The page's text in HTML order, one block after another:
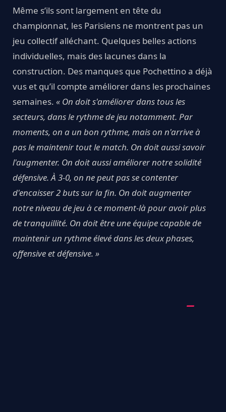
Même s’ils sont largement en tête du
championnat, les Parisiens ne montrent pas un
jeu collectif alléchant. Quelques belles actions
individuelles, mais des lacunes dans la
construction. Des manques que Pochettino a déjà
vus et qu’il compte améliorer dans les prochaines
semaines. « On doit s'améliorer dans tous les
secteurs, dans le rythme de jeu notamment. Par
moments, on a un bon rythme, mais on n'arrive à
pas le maintenir tout le match. On doit aussi savoir
l'augmenter. On doit aussi améliorer notre solidité
défensive. À 3-0, on ne peut pas se contenter
d'encaisser 2 buts sur la fin. On doit augmenter
notre niveau de jeu à ce moment-là pour avoir plus
de tranquillité. On doit être une équipe capable de
maintenir un rythme élevé dans les deux phases,
offensive et défensive. »